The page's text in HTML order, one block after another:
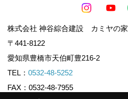
株式会社 神谷綜合建設 カミヤの家
〒441-8122
愛知県豊橋市天伯町豊216-2
TEL： 0532-48-5252
FAX：0532-48-7955